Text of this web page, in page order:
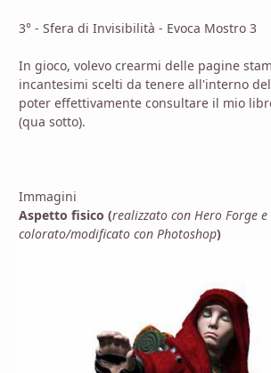
3° - Sfera di Invisibilità - Evoca Mostro 3
In gioco, volevo crearmi delle pagine
incantesimi scelti da tenere all'interno
poter effettivamente consultare il mio
(qua sotto).
Immagini
Aspetto fisico (realizzato con Hero Forge e
colorato/modificato con Photoshop)